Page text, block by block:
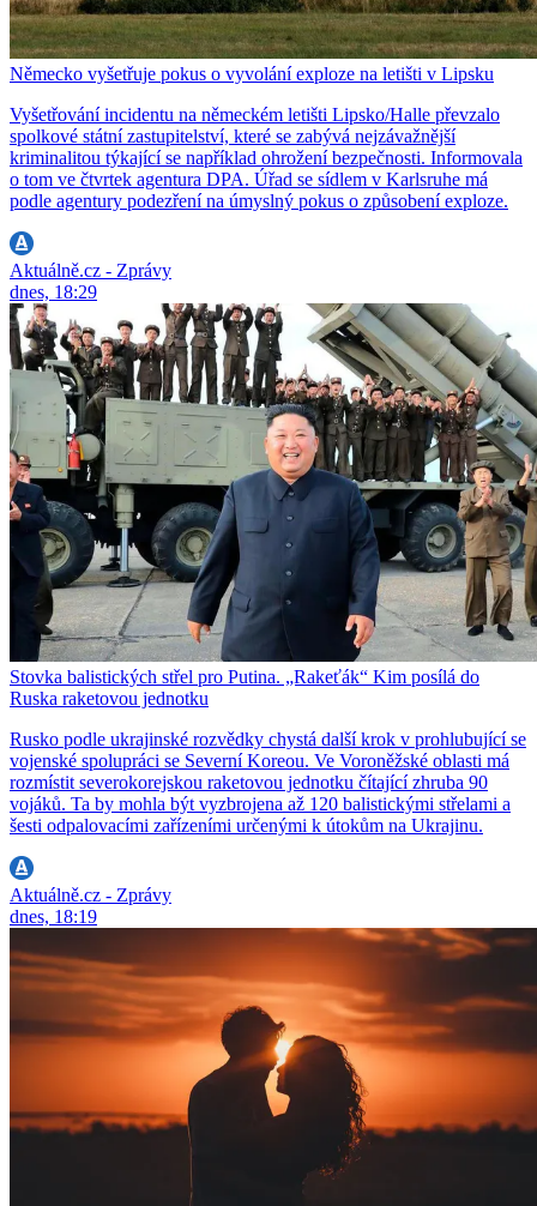
Německo vyšetřuje pokus o vyvolání exploze na letišti v Lipsku
Vyšetřování incidentu na německém letišti Lipsko/Halle převzalo
spolkové státní zastupitelství, které se zabývá nejzávažnější
kriminalitou týkající se například ohrožení bezpečnosti. Informovala
o tom ve čtvrtek agentura DPA. Úřad se sídlem v Karlsruhe má
podle agentury podezření na úmyslný pokus o způsobení exploze.
Aktuálně.cz - Zprávy
dnes, 18:29
Stovka balistických střel pro Putina. „Rakeťák“ Kim posílá do
Ruska raketovou jednotku
Rusko podle ukrajinské rozvědky chystá další krok v prohlubující se
vojenské spolupráci se Severní Koreou. Ve Voroněžské oblasti má
rozmístit severokorejskou raketovou jednotku čítající zhruba 90
vojáků. Ta by mohla být vyzbrojena až 120 balistickými střelami a
šesti odpalovacími zařízeními určenými k útokům na Ukrajinu.
Aktuálně.cz - Zprávy
dnes, 18:19